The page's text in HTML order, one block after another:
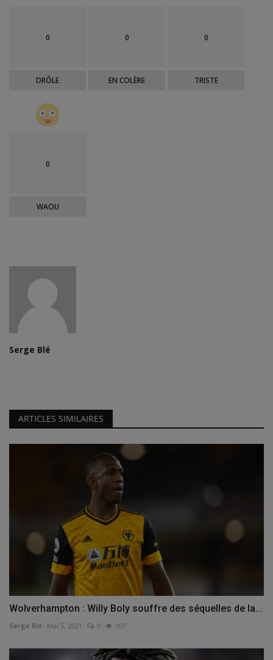
0
DRÔLE
0
EN COLÈRE
0
TRISTE
0
WAOU
Serge Blé
ARTICLES SIMILAIRES
Wolverhampton : Willy Boly souffre des séquelles de la...
Serge Blé Mai 5, 2021 0 107